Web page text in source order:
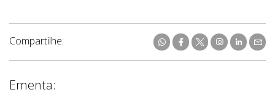
Compartilhe:
Ementa: